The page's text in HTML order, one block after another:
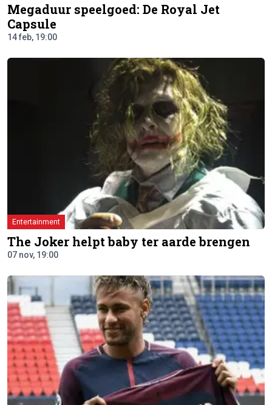
Megaduur speelgoed: De Royal Jet
Capsule
14 feb, 19:00
Entertainment
The Joker helpt baby ter aarde brengen
07 nov, 19:00